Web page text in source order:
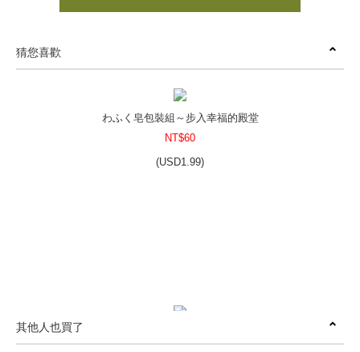
猜您喜歡
わふく皂包裝組～步入幸福的殿堂
NT$60
(USD1.99)
其他人也買了